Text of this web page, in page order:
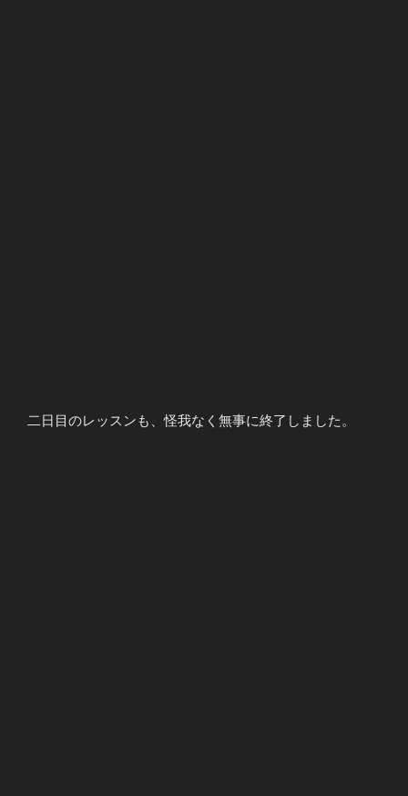
二日目のレッスンも、怪我なく無事に終了しました。